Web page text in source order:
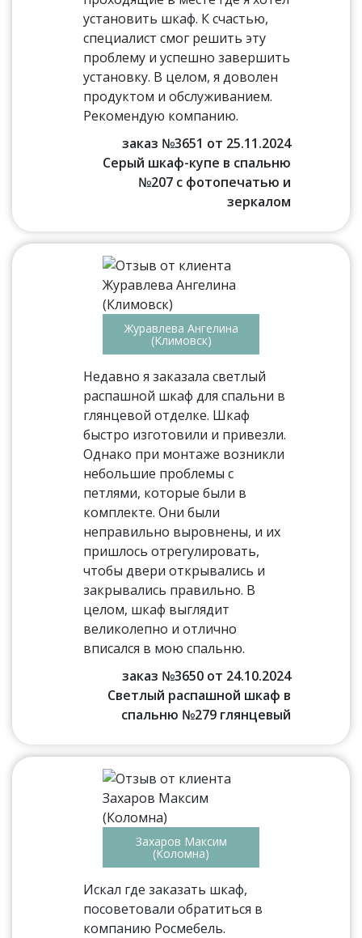
установить шкаф. К счастью,
специалист смог решить эту
проблему и успешно завершить
установку. В целом, я доволен
продуктом и обслуживанием.
Рекомендую компанию.
заказ №3651 от 25.11.2024
Серый шкаф-купе в спальню
№207 с фотопечатью и
зеркалом
Журавлева Ангелина
(Климовск)
Недавно я заказала светлый
распашной шкаф для спальни в
глянцевой отделке. Шкаф
быстро изготовили и привезли.
Однако при монтаже возникли
небольшие проблемы с
петлями, которые были в
комплекте. Они были
неправильно выровнены, и их
пришлось отрегулировать,
чтобы двери открывались и
закрывались правильно. В
целом, шкаф выглядит
великолепно и отлично
вписался в мою спальню.
заказ №3650 от 24.10.2024
Светлый распашной шкаф в
спальню №279 глянцевый
Захаров Максим
(Коломна)
Искал где заказать шкаф,
посоветовали обратиться в
компанию Росмебель.